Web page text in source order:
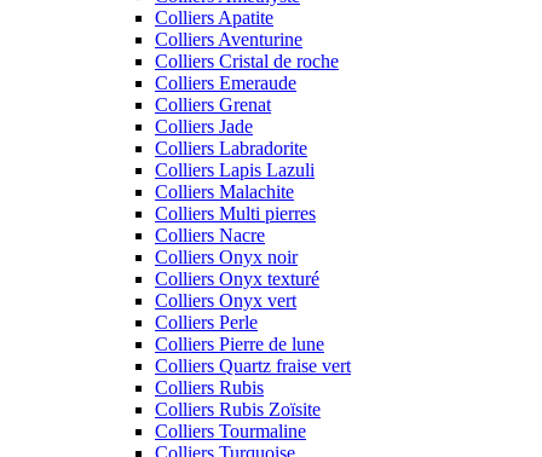
Colliers Apatite
Colliers Aventurine
Colliers Cristal de roche
Colliers Emeraude
Colliers Grenat
Colliers Jade
Colliers Labradorite
Colliers Lapis Lazuli
Colliers Malachite
Colliers Multi pierres
Colliers Nacre
Colliers Onyx noir
Colliers Onyx texturé
Colliers Onyx vert
Colliers Perle
Colliers Pierre de lune
Colliers Quartz fraise vert
Colliers Rubis
Colliers Rubis Zoïsite
Colliers Tourmaline
Colliers Turquoise